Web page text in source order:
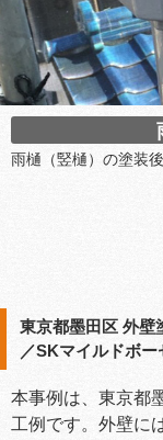
雨樋（竪樋）の塗装
東京都墨田区 外壁
／SKマイルドボー
本事例は、東京都
工例です。外壁に